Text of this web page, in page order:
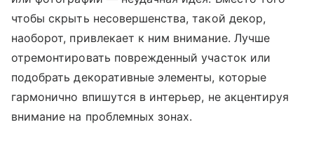
чтобы скрыть несовершенства, такой декор,
наоборот, привлекает к ним внимание. Лучше
отремонтировать поврежденный участок или
подобрать декоративные элементы, которые
гармонично впишутся в интерьер, не акцентируя
внимание на проблемных зонах.